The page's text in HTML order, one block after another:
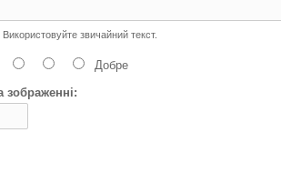
звичайний текст.
Добре
зображенні: